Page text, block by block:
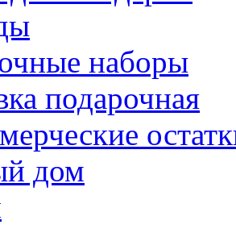
наборы
подарочная
дом